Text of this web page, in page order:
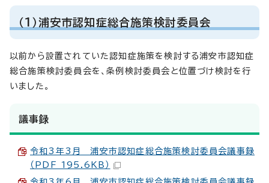
（1）浦安市認知症総合施策検討委員会
以前から設置されていた認知症施策を検討する浦安市認知症
総合施策検討委員会を、条例検討委員会と位置づけ検討を行
いました。
議事録
令和3年3月 浦安市認知症総合施策検討委員会議事録
（PDF 195.6KB）